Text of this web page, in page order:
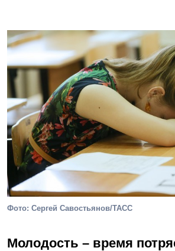
Фото: Сергей Савостьянов/ТАСС
Молодость – время